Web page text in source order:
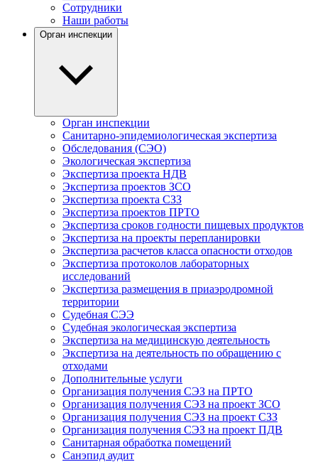
Сотрудники
Наши работы
Орган инспекции
Орган инспекции
Санитарно-эпидемиологическая экспертиза
Обследования (СЭО)
Экологическая экспертиза
Экспертиза проекта НДВ
Экспертиза проектов ЗСО
Экспертиза проекта СЗЗ
Экспертиза проектов ПРТО
Экспертиза сроков годности пищевых продуктов
Экспертиза на проекты перепланировки
Экспертиза расчетов класса опасности отходов
Экспертиза протоколов лабораторных
исследований
Экспертиза размещения в приаэродромной
территории
Судебная СЭЭ
Судебная экологическая экспертиза
Экспертиза на медицинскую деятельность
Экспертиза на деятельность по обращению с
отходами
Дополнительные услуги
Организация получения СЭЗ на ПРТО
Организация получения СЭЗ на проект ЗСО
Организация получения СЭЗ на проект СЗЗ
Организация получения СЭЗ на проект ПДВ
Санитарная обработка помещений
Санэпид аудит